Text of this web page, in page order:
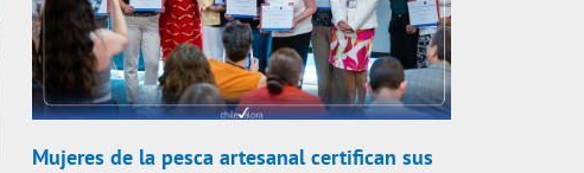
Mujeres de la pesca artesanal certifican sus